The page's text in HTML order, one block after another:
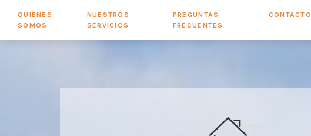
QUIENES
SOMOS
NUESTROS
SERVICIOS
PREGUNTAS
FRECUENTES
CONTACTO